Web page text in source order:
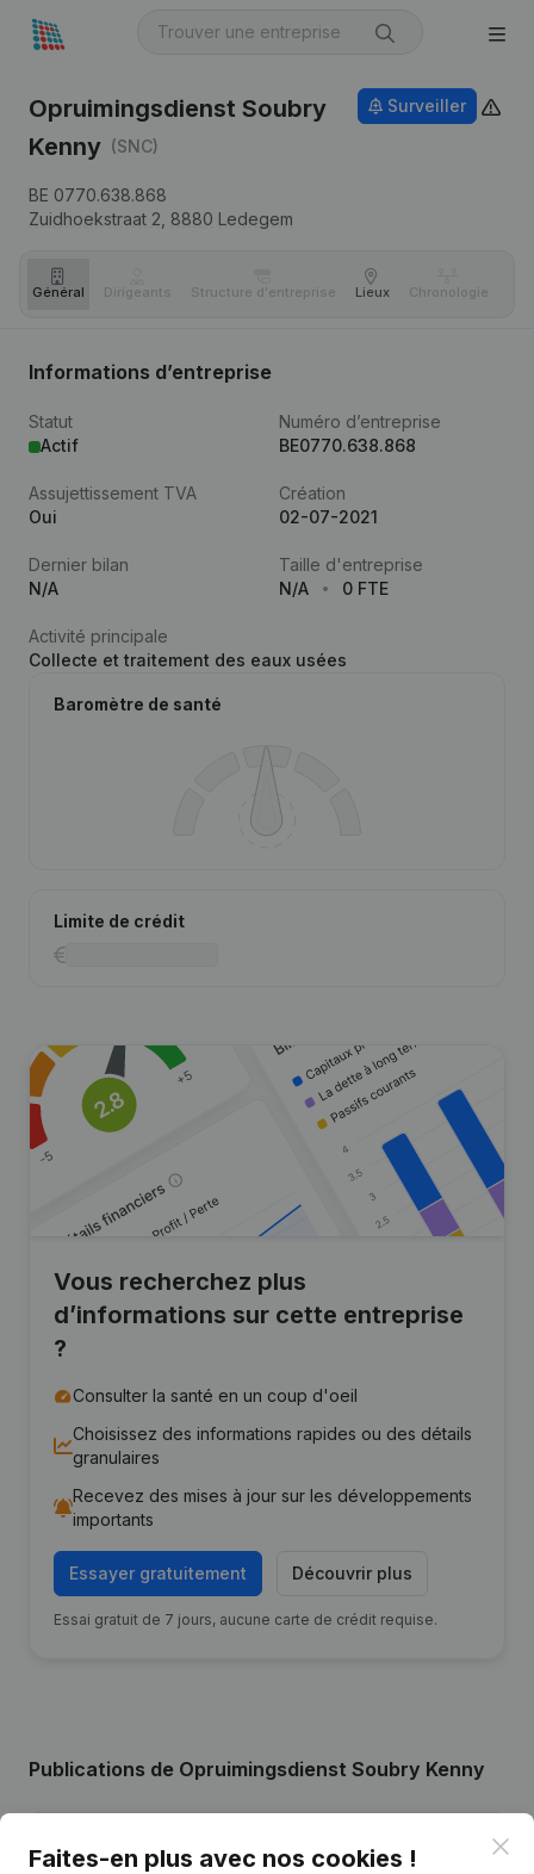
Opruimingsdienst Soubry
Kenny (SNC)
BE 0770.638.868
Zuidhoekstraat 2, 8880 Ledegem
Surveiller
Général Dirigeants Structure d'entreprise Lieux Chronologie
Informations d’entreprise
Statut
Actif
Numéro d’entreprise
BE0770.638.868
Assujettissement TVA
Oui
Création
02-07-2021
Dernier bilan
N/A
Taille d'entreprise
N/A
0 FTE
Activité principale
Collecte et traitement des eaux usées
Baromètre de santé
Limite de crédit
Vous recherchez plus
d’informations sur cette entreprise
?
Consulter la santé en un coup d'oeil
Choisissez des informations rapides ou des détails
granulaires
Recevez des mises à jour sur les développements
importants
Essayer gratuitement Découvrir plus
Essai gratuit de 7 jours, aucune carte de crédit requise.
Publications de Opruimingsdienst Soubry Kenny
Faites-en plus avec nos cookies !